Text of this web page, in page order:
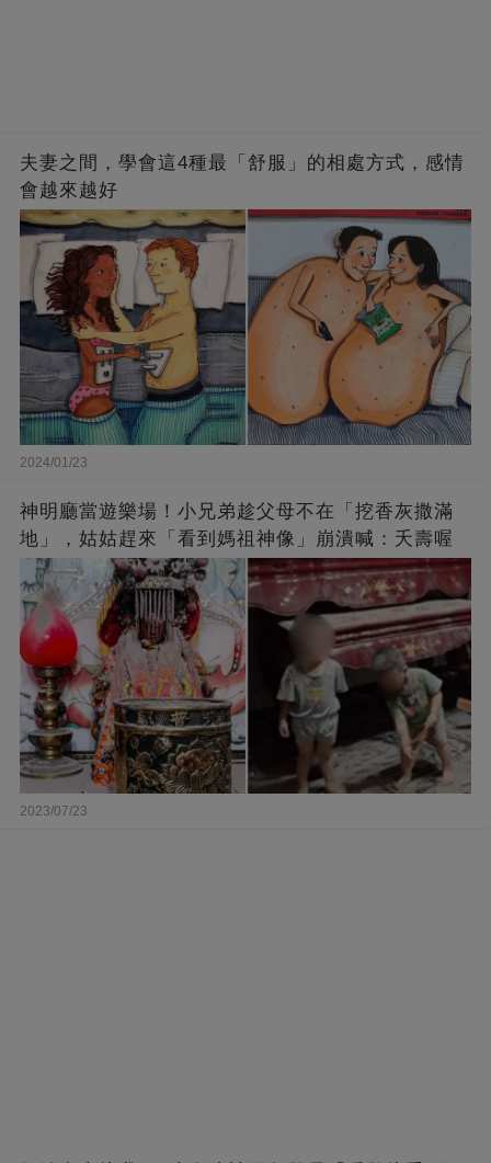
夫妻之間，學會這4種最「舒服」的相處方式，感情
會越來越好
2024/01/23
神明廳當遊樂場！小兄弟趁父母不在「挖香灰撒滿
地」，姑姑趕來「看到媽祖神像」崩潰喊：夭壽喔
2023/07/23